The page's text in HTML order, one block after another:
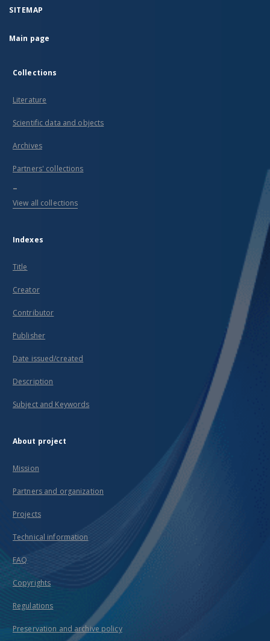
SITEMAP
Main page
Collections
Literature
Scientific data and objects
Archives
Partners' collections
...
View all collections
Indexes
Title
Creator
Contributor
Publisher
Date issued/created
Description
Subject and Keywords
About project
Mission
Partners and organization
Projects
Technical information
FAQ
Copyrights
Regulations
Preservation and archive policy